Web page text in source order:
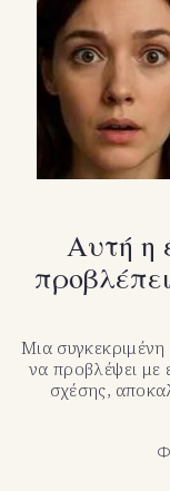
Αυτή η
Μια
να προβλέψει με
σχέσης,